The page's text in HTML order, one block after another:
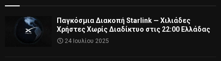
Παγκόσμια Διακοπή Starlink — Χιλιάδες
Χρήστες Χωρίς Διαδίκτυο στις 22:00 Ελλάδας
24 Ιουλίου 2025